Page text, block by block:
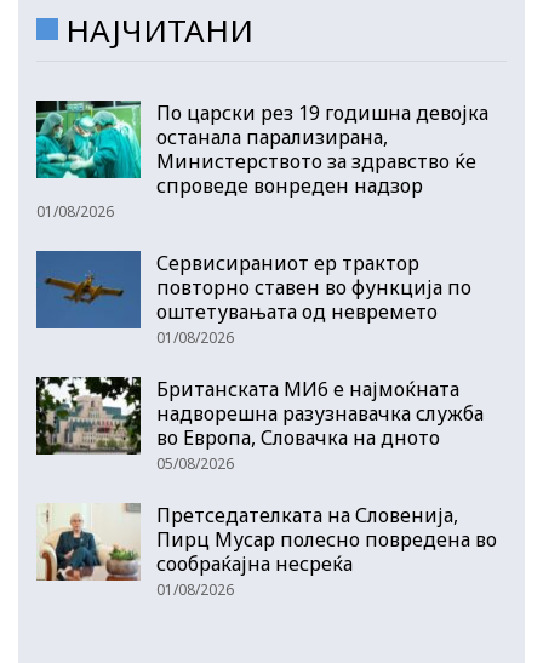
НАЈЧИТАНИ
По царски рез 19 годишна девојка
останала парализирана,
Министерството за здравство ќе
спроведе вонреден надзор
01/08/2026
Сервисираниот ер трактор
повторно ставен во функција по
оштетувањата од невремето
01/08/2026
Британската МИ6 е најмоќната
надворешна разузнавачка служба
во Европа, Словачка на дното
05/08/2026
Претседателката на Словенија,
Пирц Мусар полесно повредена во
сообраќајна несреќа
01/08/2026